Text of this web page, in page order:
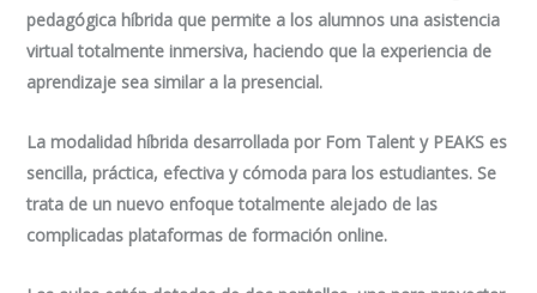
pedagógica híbrida que permite a los alumnos una asistencia
virtual totalmente inmersiva, haciendo que la experiencia de
aprendizaje sea similar a la presencial.
La modalidad híbrida desarrollada por Fom Talent y PEAKS es
sencilla, práctica, efectiva y cómoda para los estudiantes. Se
trata de un nuevo enfoque totalmente alejado de las
complicadas plataformas de formación online.